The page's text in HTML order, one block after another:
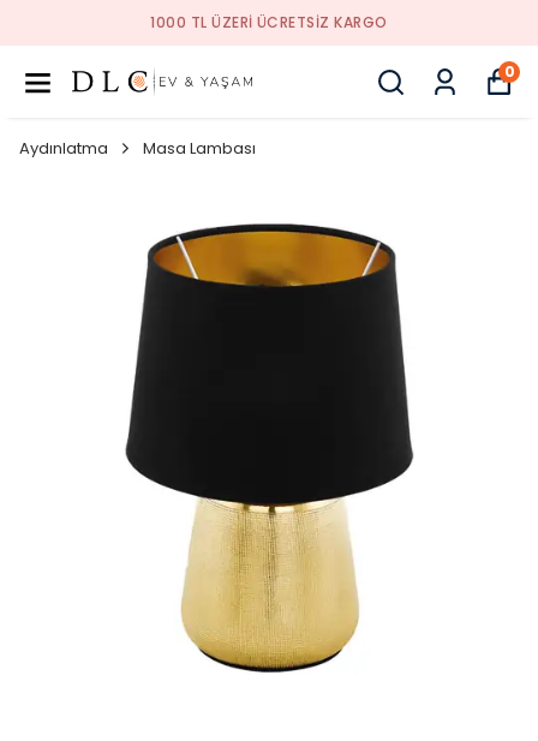
1000 TL ÜZERI ÜCRETSIZ KARGO
0
Aydınlatma Masa Lambası